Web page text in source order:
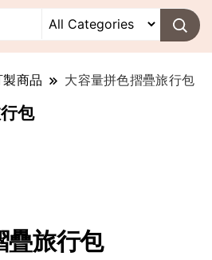
商品 大容量拼色摺疊旅行包
包
疊旅行包